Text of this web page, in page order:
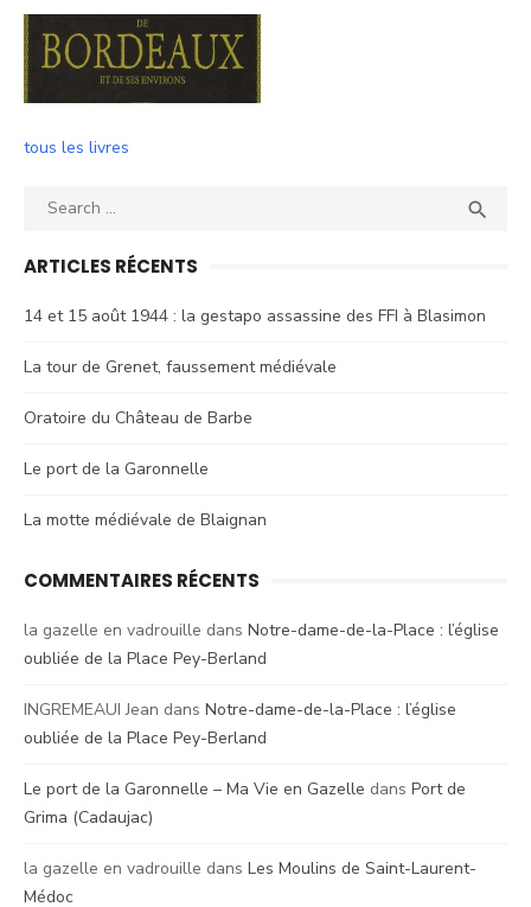
tous les livres
Search

ARTICLES RÉCENTS
14 et 15 août 1944 : la gestapo assassine des FFI à Blasimon
La tour de Grenet, faussement médiévale
Oratoire du Château de Barbe
Le port de la Garonnelle
La motte médiévale de Blaignan
COMMENTAIRES RÉCENTS
la gazelle en vadrouille dans Notre-dame-de-la-Place : l’église
oubliée de la Place Pey-Berland
INGREMEAUI Jean dans Notre-dame-de-la-Place : l’église
oubliée de la Place Pey-Berland
Le port de la Garonnelle – Ma Vie en Gazelle dans Port de
Grima (Cadaujac)
la gazelle en vadrouille dans Les Moulins de Saint-Laurent-
Médoc